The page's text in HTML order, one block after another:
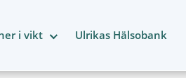
i vikt Ulrikas Hälsobank